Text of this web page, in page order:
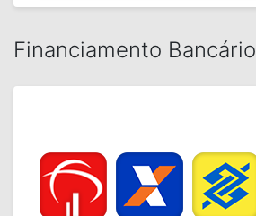
Financiamento Bancário